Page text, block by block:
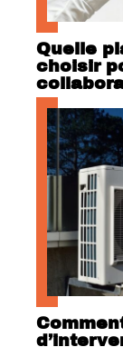
Quelle
choisir